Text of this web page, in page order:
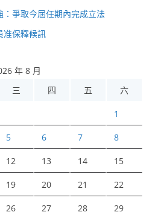
爭取今屆任期內完成立法
保釋候訊
年 8 月
三 四 五 六
1
5 6 7 8
12 13 14 15
19 20 21 22
26 27 28 29